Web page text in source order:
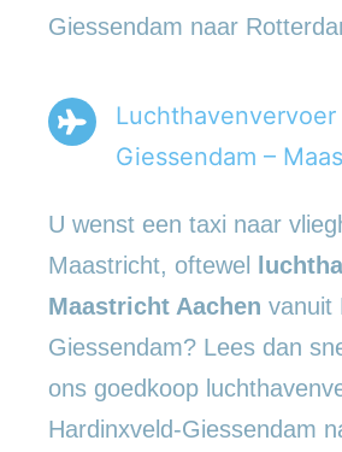
Giessendam naar
Giessendam –
U wenst een taxi naar
Maastricht, oftewel
Maastricht Aachen vanuit
Giessendam? Lees dan
ons goedkoop
Hardinxveld-Giessendam